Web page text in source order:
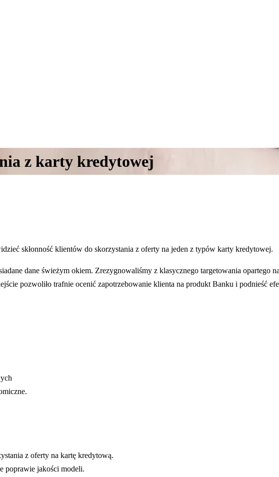
z karty kredytowej
skłonność klientów do skorzystania z oferty na jeden z typów karty kredytowej.
dane świeżym okiem. Zrezygnowaliśmy z klasycznego targetowania opartego
pozwoliło trafnie ocenić zapotrzebowanie klienta na produkt Banku i podnieść
z oferty na kartę kredytową.
poprawie jakości modeli.